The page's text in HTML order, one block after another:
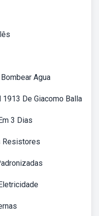
Agua
De Giacomo Balla
3 Dias
Resistores